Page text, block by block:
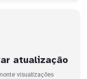
atualização
visualizações